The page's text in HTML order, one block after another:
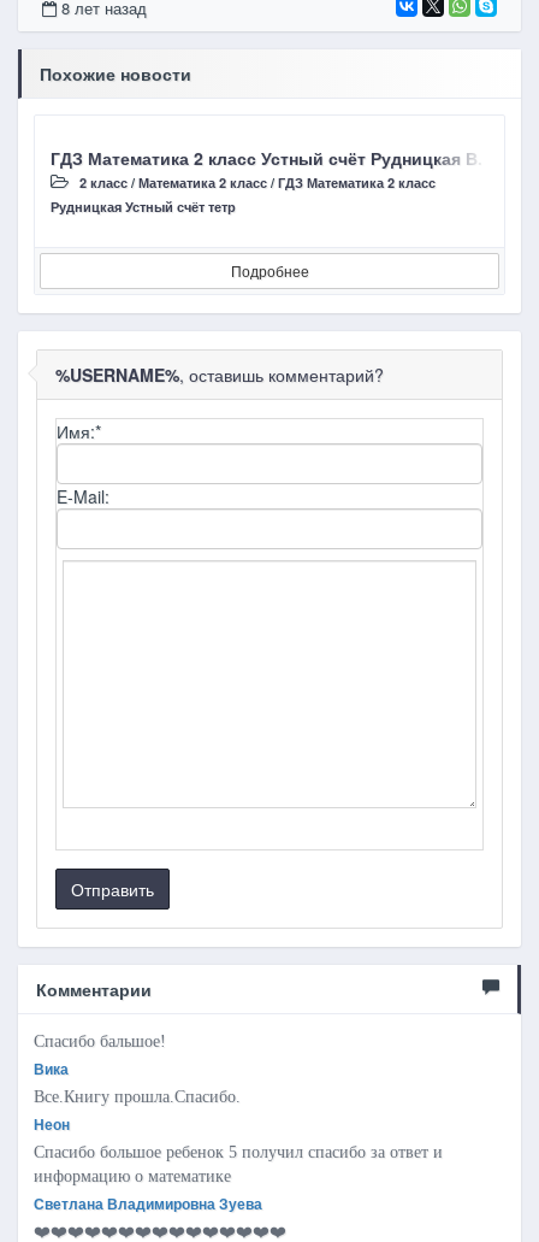
8 лет назад
Похожие новости
ГДЗ Математика 2 класс Устный счёт Рудницкая В. Н.
2 класс / Математика 2 класс / ГДЗ Математика 2 класс
Рудницкая Устный счёт тетр
Подробнее
%USERNAME%, оставишь комментарий?
Имя:*
E-Mail:
Отправить
Комментарии
Спасибо бальшое!
Вика
Все.Книгу прошла.Спасибо.
Неон
Спасибо большое ребенок 5 получил спасибо за ответ и
информацию о математике
Светлана Владимировна Зуева
❤️❤️❤️❤️❤️❤️❤️❤️❤️❤️❤️❤️❤️❤️❤️